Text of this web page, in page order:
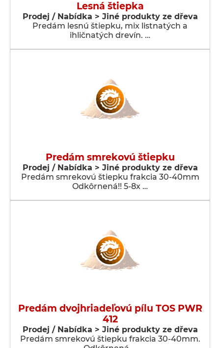
Lesná štiepka
Prodej / Nabídka > Jiné produkty ze dřeva
Predám lesnú štiepku, mix listnatých a
ihličnatých drevín. …
Predám smrekovú štiepku
Prodej / Nabídka > Jiné produkty ze dřeva
Predám smrekovú štiepku frakcia 30-40mm
Odkôrnená!! 5-8x …
Predám dvojhriadeľovú pílu TOS PWR
412
Prodej / Nabídka > Jiné produkty ze dřeva
Predám smrekovú štiepku frakcia 30-40mm.